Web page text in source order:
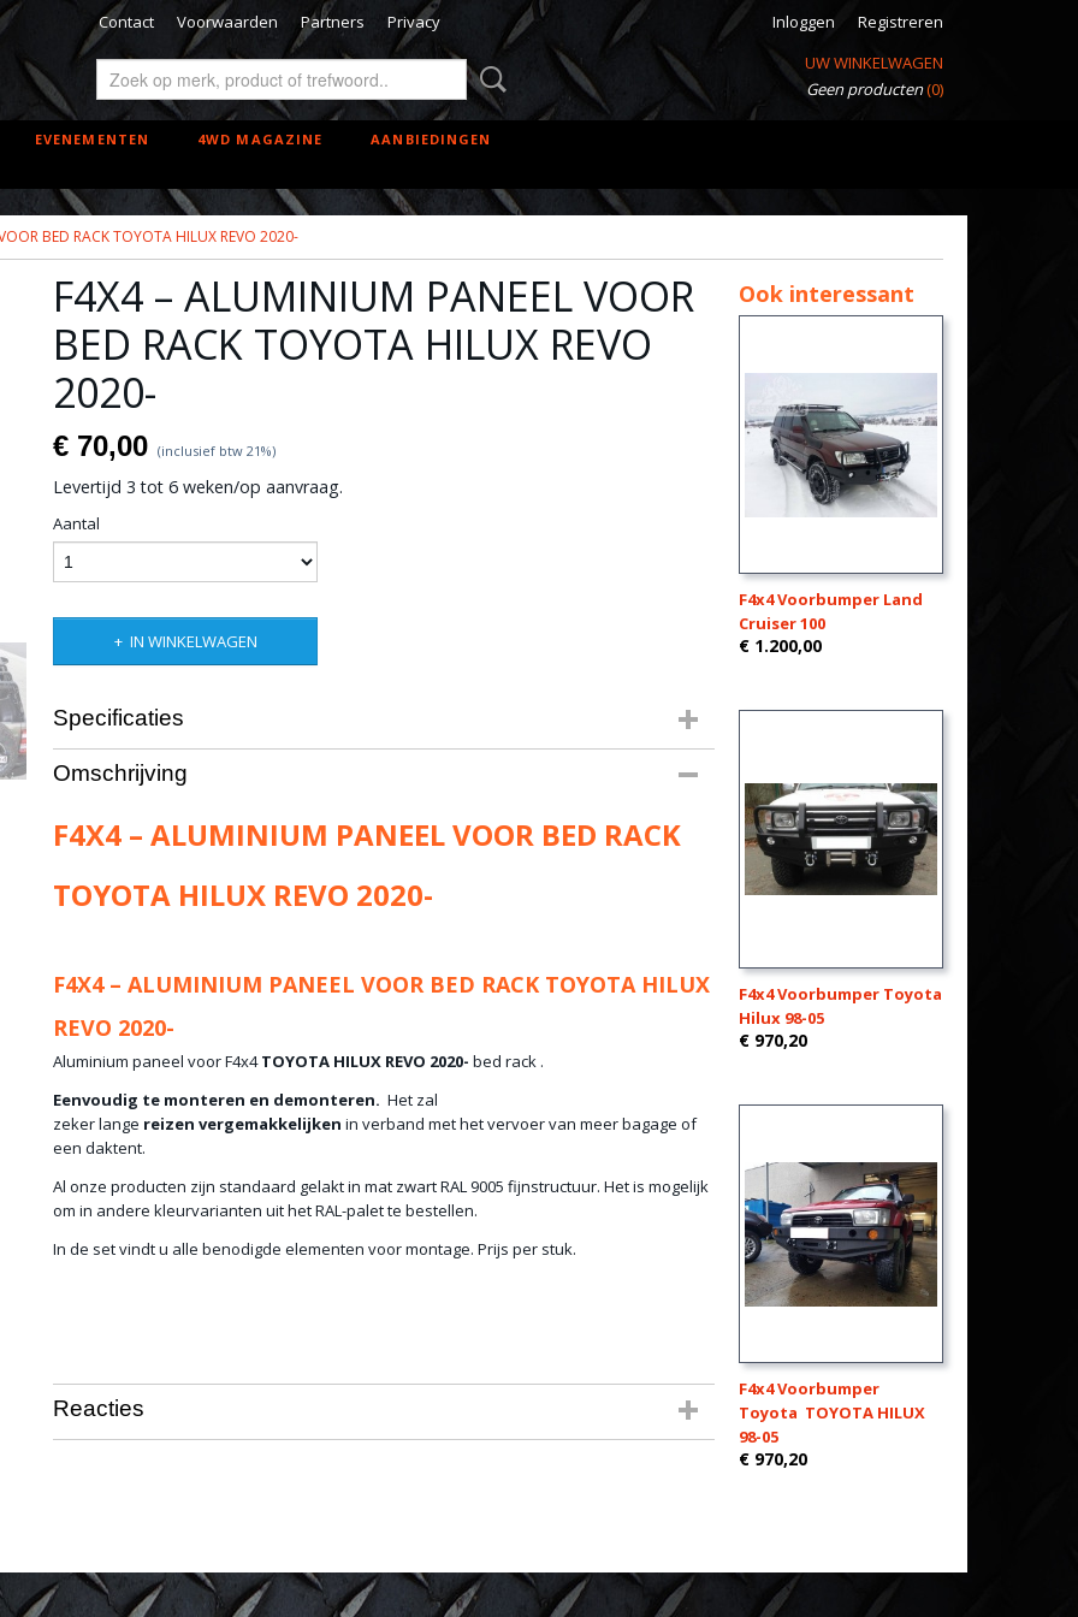
Contact Voorwaarden Partners Privacy Inloggen
Registreren
UW WINKELWAGEN
Geen producten(0)
EVENEMENTEN 4WD MAGAZINE AANBIEDINGEN
BED RACK TOYOTA HILUX REVO 2020-
F4X4 – ALUMINIUM PANEEL VOOR
BED RACK TOYOTA HILUX REVO
2020-
€ 70,00 (inclusief btw 21%)
Levertijd 3 tot 6 weken/op aanvraag.
Aantal
IN WINKELWAGEN
Specificaties
Productcode leverancier
Netto gewicht
Omschrijving
F4X4 – ALUMINIUM PANEEL VOOR BED RACK
TOYOTA HILUX REVO 2020-
F4X4 – ALUMINIUM PANEEL VOOR BED RACK TOYOTA HILUX
REVO 2020-
Aluminium paneel voor F4x4TOYOTA HILUX REVO 2020- bed rack .
Eenvoudig te monteren en demonteren. Het zal
zeker lange reizen vergemakkelijken in verband met het vervoer van meer bagage of
een daktent.
Al onze producten zijn standaard gelakt in mat zwart RAL 9005 fijnstructuur. Het is mogelijk
om in andere kleurvarianten uit het RAL-palet te bestellen.
In de set vindt u alle benodigde elementen voor montage. Prijs per stuk.
Reacties
Ook interessant
F4x4 Voorbumper Land
Cruiser 100
€ 1.200,00
F4x4 Voorbumper Toyota
Hilux 98-05
€ 970,20
F4x4 Voorbumper
Toyota TOYOTA HILUX
98-05
€ 970,20